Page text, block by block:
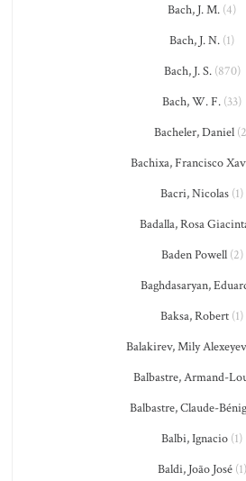
Bach, J. M. (4)
Bach, J. N. (1)
Bach, J. S.(870)
Bach, W. F. (33)
Bacheler, Daniel
Bachixa, Francisco
Bacri, Nicolas (1)
Badalla, Rosa
Baden Powell(2)
Baghdasaryan,
Baksa, Robert (1)
Balakirev, Mily
Balbastre, Armand-
Balbastre, Claude-
Balbi, Ignacio (1)
Baldi, João José(1)